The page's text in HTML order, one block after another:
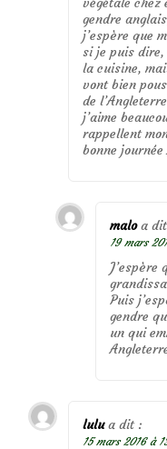
gendre
j’espère que
si je puis
la cuisine,
vont bien
de
j’aime
rappellent
bonne
malo a
19 mars
J’espère
Puis
gendre
un qui
lulu a dit :
15 mars 2016 à